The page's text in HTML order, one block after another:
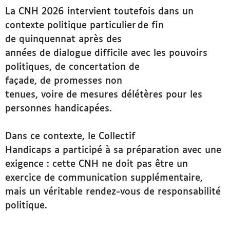
La CNH 2026 intervient toutefois dans un
contexte politique particulier de fin
de quinquennat après des
années de dialogue difficile avec les pouvoirs
politiques, de concertation de
façade, de promesses non
tenues, voire de mesures délétères pour les
personnes handicapées.
Dans ce contexte, le Collectif
Handicaps a participé à sa préparation avec une
exigence : cette CNH ne doit pas être un
exercice de communication supplémentaire,
mais un véritable rendez-vous de responsabilité
politique.